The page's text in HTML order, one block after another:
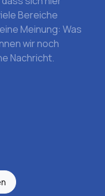
Bereiche
Meinung: Was
wir noch
Nachricht.